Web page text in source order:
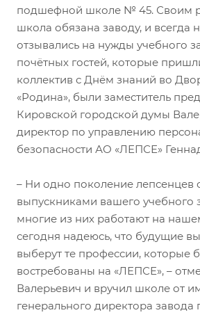
подшефной школе № 45. Своим
школа обязана заводу, и всегда
отзывались на нужды учебного
почётных гостей, которые
коллектив с Днём знаний во
«Родина», были заместитель
Кировской городской думы
директор по управлению
безопасности АО «ЛЕПСЕ»
– Ни одно поколение лепсенцев
выпускниками вашего учебного
многие из них работают на
сегодня надеюсь, что будущие
выберут те профессии, которые
востребованы на «ЛЕПСЕ», –
Валерьевич и вручил школе от
генерального директора завода